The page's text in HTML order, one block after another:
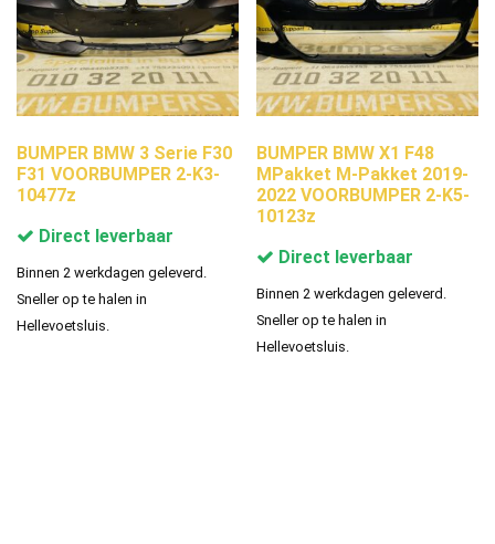
BUMPER BMW 3 Serie F30
F31 VOORBUMPER 2-K3-
10477z
Direct leverbaar
Binnen 2 werkdagen geleverd.
Sneller op te halen in
Hellevoetsluis.
BUMPER BMW X1 F48
MPakket M-Pakket 2019-
2022 VOORBUMPER 2-K5-
10123z
Direct leverbaar
Binnen 2 werkdagen geleverd.
Sneller op te halen in
Hellevoetsluis.